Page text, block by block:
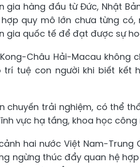
gia hàng đầu từ Đức, Nhật
quy mô lớn chưa từng
gia quốc tế để đạt được sự
Châu Hải-Macau
trí tuệ con người khi biết kết
chuyến trải nghiệm, có thể
vực hạ tầng, khoa học
hai nước Việt Nam-Trung
ngừng thúc đẩy quan hệ